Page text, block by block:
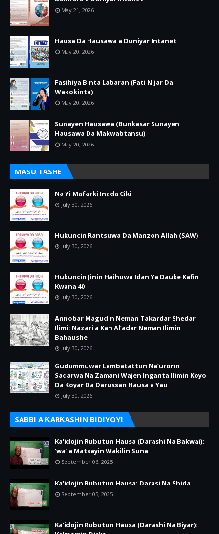
May 21, 2026
Hausa Da Hausawa a Duniyar Intanet
May 20, 2026
Fasihiya Binta Labaran (Fati Nijar Da
Wakokinta)
May 20, 2026
Sunayen Hausawa (Bunkasar Sunayen
Hausawa Da Makwabtansu)
May 20, 2026
MASU TASHE
Na Yi Mafarki Inada Ciki
July 30, 2026
Hukuncin Rantsuwa Da Manzon Allah (SAW)
July 30, 2026
Hukuncin Jinin Haihuwa Idan Ya Dauke Kafin
Kwana 40
July 30, 2026
Annobar Magudin Neman Takardar Shedar
Ilimi: Nazari a Kan Al’adar Neman Ilimin
Bahaushe
July 30, 2026
Gudummuwar Lambatattun Na’urorin
Sadarwa Na Zamani Wajen Inganta Ilimin Koyo
Da Koyar Da Darussan Hausa a Yau
July 30, 2026
SABBI A ƘARƘASHIN BIDIYOYI
Ka'idojin Rubutun Hausa (Darashi Na Bakwai):
'wa' a Matsayin Wakilin Suna
September 06, 2025
Ka'idojin Rubutun Hausa: Darasi Na Shida
September 05, 2025
Ka'idojin Rubutun Hausa (Darashi Na Biyar):